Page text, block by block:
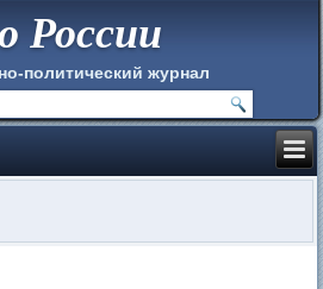
России
политический журнал